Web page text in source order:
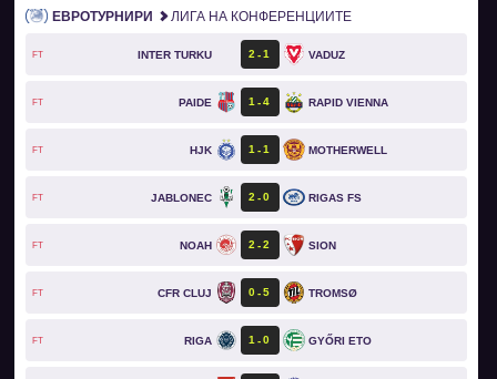
ЕВРОТУРНИРИ ЛИГА НА КОНФЕРЕНЦИИТЕ
FT INTER TURKU 2 1 VADUZ
FT PAIDE 1 4 RAPID VIENNA
FT HJK 1 1 MOTHERWELL
FT JABLONEC 2 0 RIGAS FS
FT NOAH 2 2 SION
FT CFR CLUJ 0 5 TROMSØ
FT RIGA 1 0 GYŐRI ETO